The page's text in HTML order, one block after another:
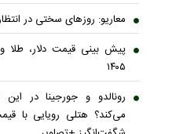
معاریو: روزهای سختی در
۱۴۰۵
رونالدو و جورجینا در
می‌کند؟ هتلی رویایی با